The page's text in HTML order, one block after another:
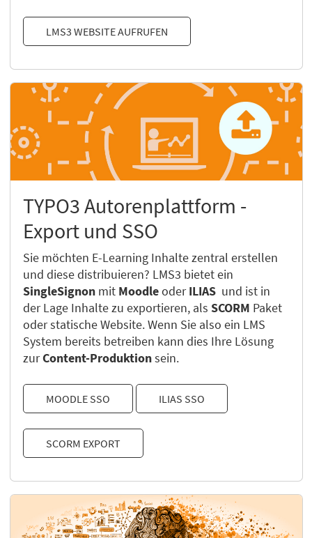
LMS3 WEBSITE AUFRUFEN
TYPO3 Autorenplattform -
Export und SSO
Sie möchten E-Learning Inhalte zentral erstellen
und diese distribuieren? LMS3 bietet ein
SingleSignon mit MoodleoderILIAS und ist in
der Lage Inhalte zu exportieren, als SCORM Paket
oder statische Website. Wenn Sie also ein LMS
System bereits betreiben kann dies Ihre Lösung
zurContent-Produktionsein.
MOODLE SSO ILIAS SSO
SCORM EXPORT